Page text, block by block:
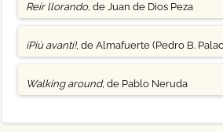
Reír llorando, de Juan de Dios Peza
¡Più avanti!, de Almafuerte (Pedro B.
Walking around, de Pablo Neruda